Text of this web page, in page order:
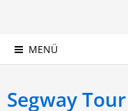
MENÜ
Segway